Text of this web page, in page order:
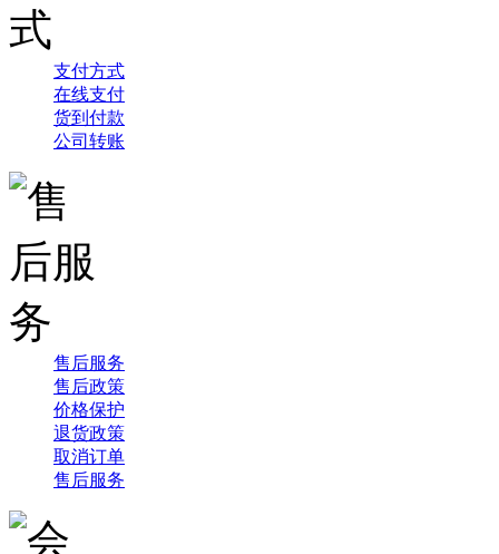
支付方式
在线支付
货到付款
公司转账
售后服务
售后政策
价格保护
退货政策
取消订单
售后服务